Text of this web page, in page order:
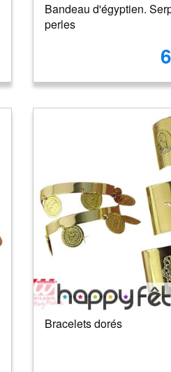
Bandeau d'égyptien.
perles
Bracelets dorés